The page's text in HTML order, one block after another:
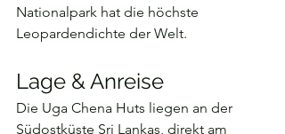
Nationalpark hat die höchste
Leopardendichte der Welt.
Lage & Anreise
Die Uga Chena Huts liegen an der
Südostküste Sri Lankas, direkt am